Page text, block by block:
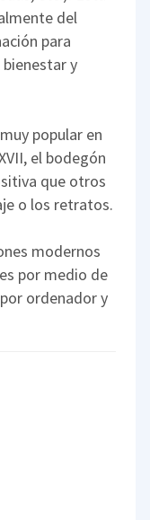
del
para
y
popular en
el bodegón
que otros
o los retratos.
modernos
por medio de
ordenador y